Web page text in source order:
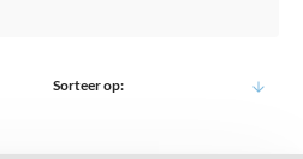
Sorteer op: